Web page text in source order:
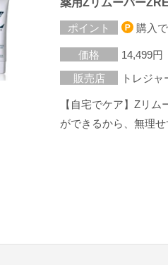
薬用Zリムーバー
ポイント 購入で
価格
14,499円
販売店
トレジャ
【自宅でケア】Zリ
ができるから、無理